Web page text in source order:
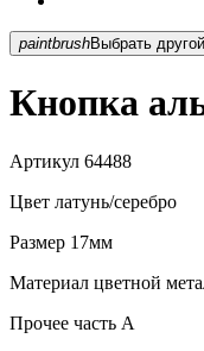
paintbrush
Кнопка
Артикул 64488
Цвет латунь/серебро
Размер 17мм
Материал цветной
Прочее часть A